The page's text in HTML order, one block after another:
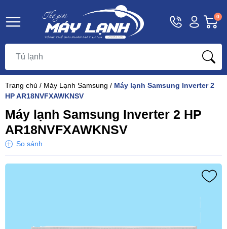
Hotline
1800
Tài
khoản
Khách
0
Trang chủ / Máy Lạnh Samsung / Máy lạnh Samsung Inverter 2
HP AR18NVFXAWKNSV
Máy lạnh Samsung Inverter 2 HP
AR18NVFXAWKNSV
So sánh